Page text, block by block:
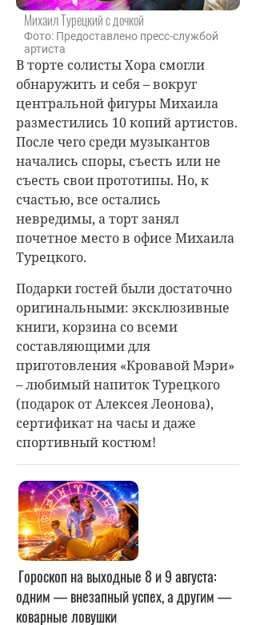
Михаил Турецкий с дочкой
Фото: Предоставлено пресс-службой
артиста
В торте солисты Хора смогли
обнаружить и себя – вокруг
центральной фигуры Михаила
разместились 10 копий артистов.
После чего среди музыкантов
начались споры, съесть или не
съесть свои прототипы. Но, к
счастью, все остались
невредимы, а торт занял
почетное место в офисе Михаила
Турецкого.
Подарки гостей были достаточно
оригинальными: эксклюзивные
книги, корзина со всеми
составляющими для
приготовления «Кровавой Мэри»
– любимый напиток Турецкого
(подарок от Алексея Леонова),
сертификат на часы и даже
спортивный костюм!